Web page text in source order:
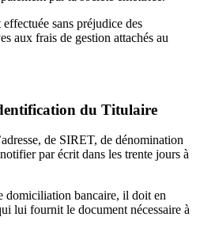
sans préjudice des
aux frais de gestion attachés au
du Titulaire
de SIRET, de dénomination
par écrit dans les trente jours à
domiciliation bancaire, il doit en
lui fournit le document nécessaire à